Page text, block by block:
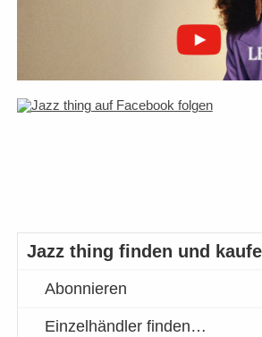
Jazz thing finden und
Abonnieren
Einzelhändler finden…